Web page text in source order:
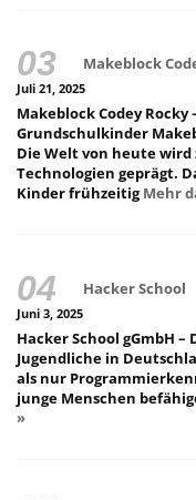
Makeblock
Juli 21, 2025
Makeblock Codey
Grundschulkinder
Die Welt von heute
Technologien geprägt.
Kinder frühzeitigMehr
Hacker School
Juni 3, 2025
Hacker School gGmbH
Jugendliche in
als nur
junge Menschen
»